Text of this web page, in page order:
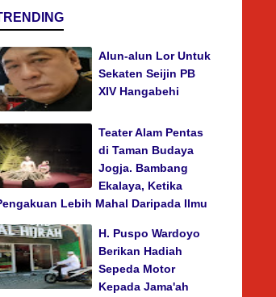
Alun-alun Lor Untuk
Sekaten Seijin PB
XIV Hangabehi
Teater Alam Pentas
di Taman Budaya
Jogja. Bambang
Ekalaya, Ketika
Lebih Mahal Daripada Ilmu
H. Puspo Wardoyo
Berikan Hadiah
Sepeda Motor
Kepada Jama'ah